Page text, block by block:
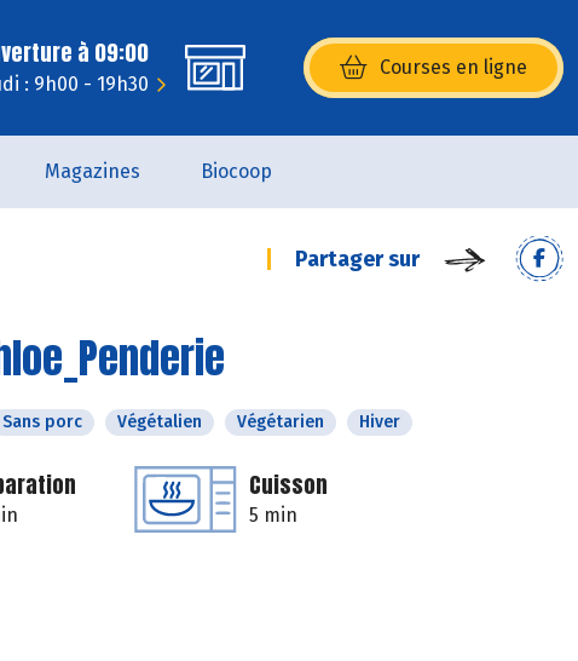
à 09:00
: 9h00 - 19h30
Courses en ligne
(s’ouvre dans une nouvelle
Magazines Biocoop
Partager sur
Sans porc Végétalien Végétarien Hiver
Cuisson
5 min